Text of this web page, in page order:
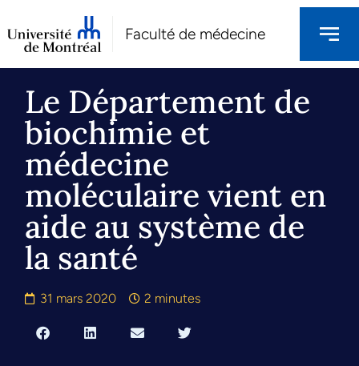
Faculté de médecine
Le Département de
biochimie et
médecine
moléculaire vient en
aide au système de
la santé
31 mars 2020 2 minutes